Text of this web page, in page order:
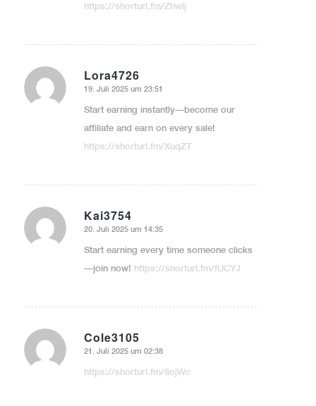
https://shorturl.fm/Zhwlj
Lora4726
sagte:
19. Juli 2025 um 23:51
Start earning instantly—become our
affiliate and earn on every sale!
https://shorturl.fm/XuqZT
Kai3754
sagte:
20. Juli 2025 um 14:35
Start earning every time someone clicks
—join now! https://shorturl.fm/fUCYJ
Cole3105
sagte:
21. Juli 2025 um 02:38
https://shorturl.fm/8ojWc